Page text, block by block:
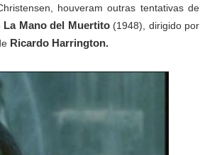
houveram outras tentativas de
La Mano del Muertito(1948), dirigido por
Ricardo Harrington.